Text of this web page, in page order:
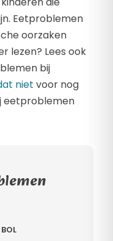
Eetproblemen
oorzaken
lezen? Lees ook
bij
niet voor nog
eetproblemen